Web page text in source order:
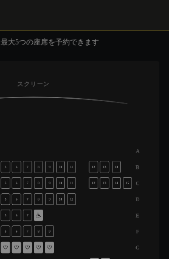
最大5つの座席を予約できます
スクリーン
A
B
C
D
E
F
G
5 6 7 8 9 10 11 12 13 14
5 6 7 8 9 10 11 12 13 14 15
5 6 7 8 9 10 11
5 6 7
5 6 7 8 9